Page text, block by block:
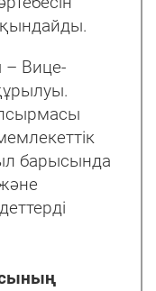
Вице-
барысында